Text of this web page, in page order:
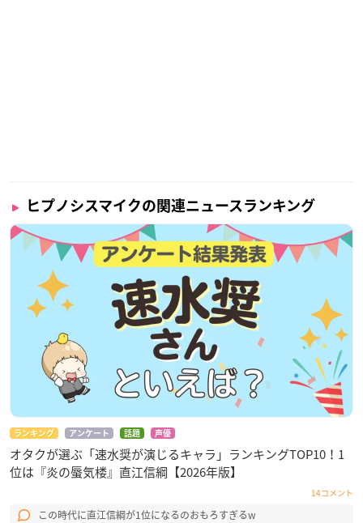
ヒプノシスマイクの関連ニュースランキング
ランキング アンケート 話題 声優
オタクが選ぶ「速水奨が演じるキャラ」ランキングTOP10！1
位は『炎の蜃気楼』直江信綱【2026年版】
14コメント
この時代に直江信綱が1位になるのおもろすぎるw